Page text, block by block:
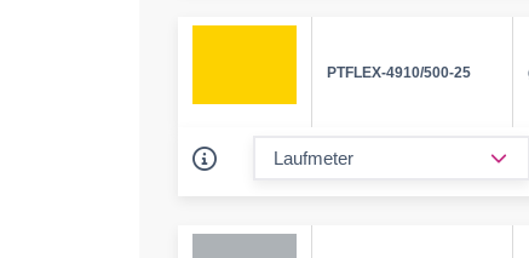
PTFLEX-4910/500-25